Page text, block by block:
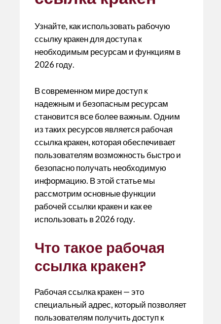
Узнайте, как использовать рабочую
ссылку кракен для доступа к
необходимым ресурсам и функциям в
2026 году.
В современном мире доступ к
надежным и безопасным ресурсам
становится все более важным. Одним
из таких ресурсов является рабочая
ссылка кракен, которая обеспечивает
пользователям возможность быстро и
безопасно получать необходимую
информацию. В этой статье мы
рассмотрим основные функции
рабочей ссылки кракен и как ее
использовать в 2026 году.
Что такое рабочая
ссылка кракен?
Рабочая ссылка кракен — это
специальный адрес, который позволяет
пользователям получить доступ к